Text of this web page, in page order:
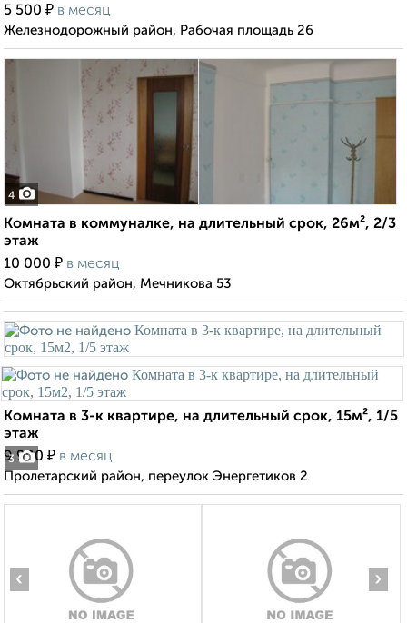
5 500 ₽ в месяц
Железнодорожный район, Рабочая площадь 26
4
Комната в коммуналке, на длительный срок, 26м², 2/3
этаж
10 000 ₽ в месяц
Октябрьский район, Мечникова 53
3
Комната в 3-к квартире, на длительный срок, 15м², 1/5
этаж
9 900 ₽ в месяц
Пролетарский район, переулок Энергетиков 2
‹ ›